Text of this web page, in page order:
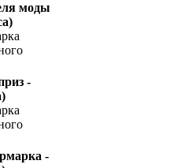
моды
-
-